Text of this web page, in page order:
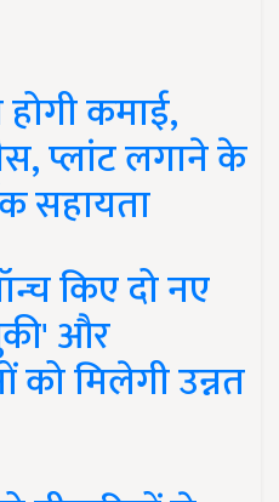
कमाई,
प्लांट लगाने के
सहायता
किए दो नए
और
को मिलेगी उन्नत